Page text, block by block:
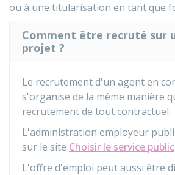
ou à une titularisation en tant que
Comment être recruté sur
projet ?
Le recrutement d'un agent en
s'organise de la même manière
recrutement de tout contractuel.
L'administration employeur
sur le site Choisir le service public
L'offre d'emploi peut aussi être